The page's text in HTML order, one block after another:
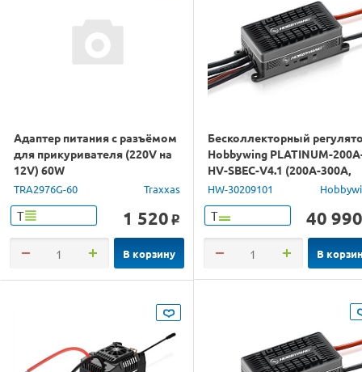
Адаптер питания с разъёмом
для прикуривателя (220V на
12V) 60W
TRA2976G-60 Traxxas
Т 1 520 o
В корзину
Бесколлекторный
Hobbywing PLATINUM-
HV-SBEC-V4.1 (200A-300A,
Aircraft, Heli)
HW-30209101
Т 40 990
В